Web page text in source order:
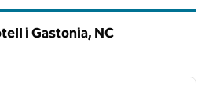
i Gastonia, NC
nästa